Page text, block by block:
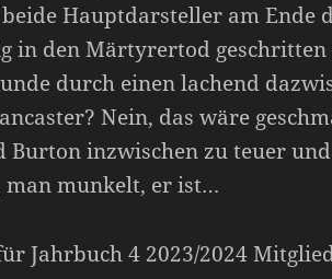
Hauptdarsteller am Ende
in den Märtyrertod geschritten
durch einen lachend
Nein, das wäre
Burton inzwischen zu teuer
man munkelt, er ist…
Jahrbuch 4 2023/2024